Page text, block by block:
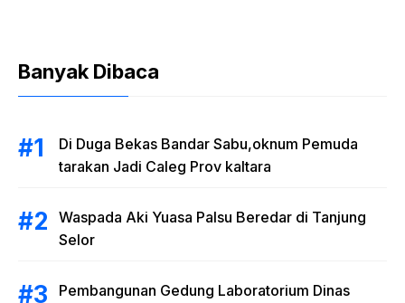
Banyak Dibaca
Di Duga Bekas Bandar Sabu,oknum Pemuda
tarakan Jadi Caleg Prov kaltara
Waspada Aki Yuasa Palsu Beredar di Tanjung
Selor
Pembangunan Gedung Laboratorium Dinas